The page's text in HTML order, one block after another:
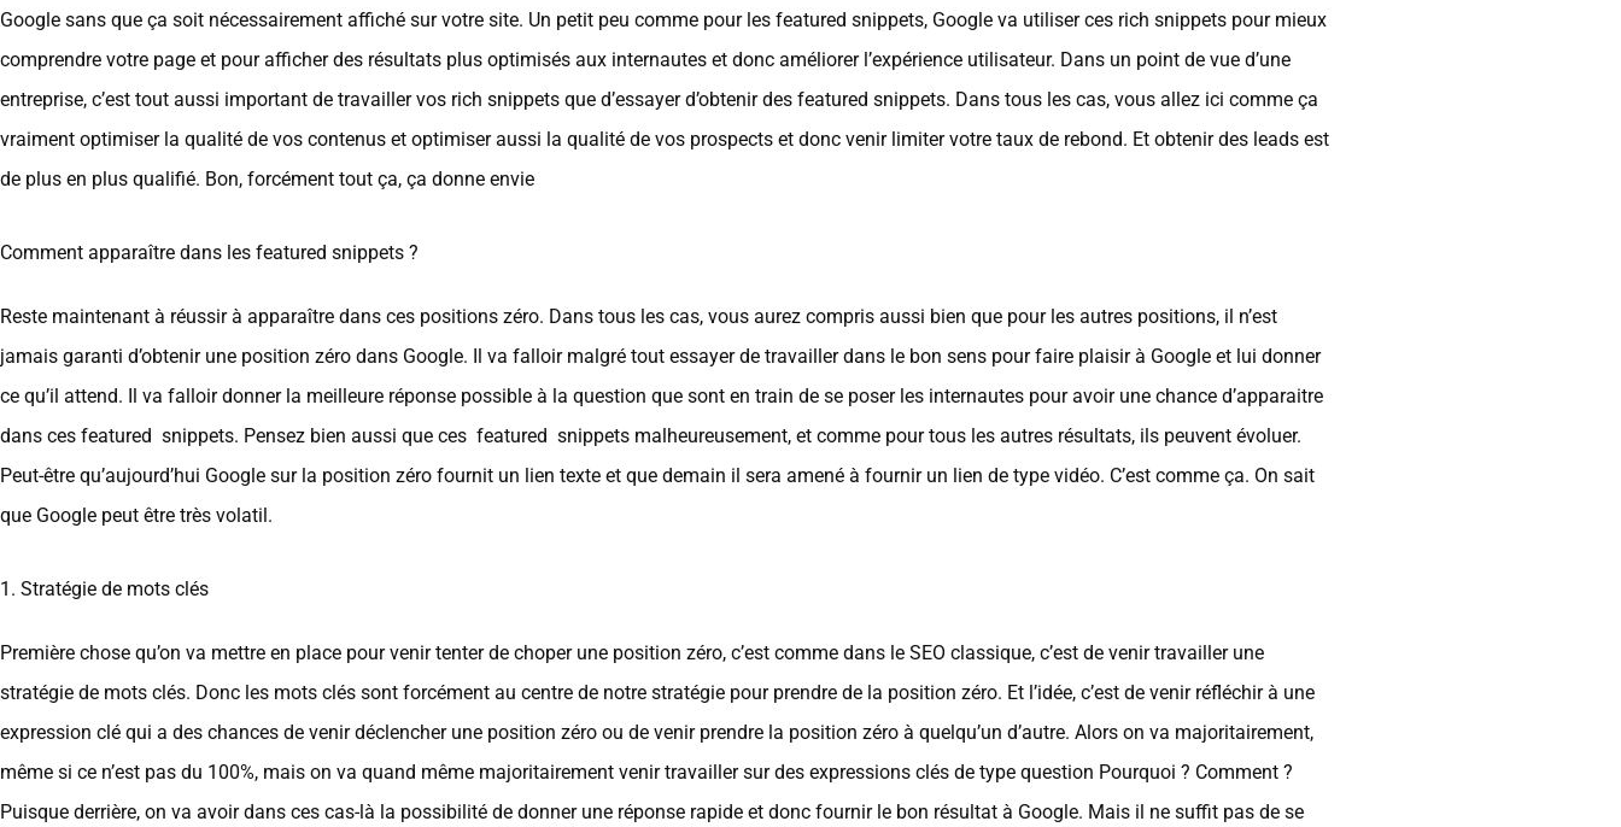
Google sans que ça soit nécessairement affiché sur votre site. Un petit peu comme pour les featured snippets, Google va utiliser ces rich snippets pour mieux
comprendre votre page et pour afficher des résultats plus optimisés aux internautes et donc améliorer l’expérience utilisateur. Dans un point de vue d’une
entreprise, c’est tout aussi important de travailler vos rich snippets que d’essayer d’obtenir des featured snippets. Dans tous les cas, vous allez ici comme ça
vraiment optimiser la qualité de vos contenus et optimiser aussi la qualité de vos prospects et donc venir limiter votre taux de rebond. Et obtenir des leads est
de plus en plus qualifié. Bon, forcément tout ça, ça donne envie
Comment apparaître dans les featured snippets ?
Reste maintenant à réussir à apparaître dans ces positions zéro. Dans tous les cas, vous aurez compris aussi bien que pour les autres positions, il n’est
jamais garanti d’obtenir une position zéro dans Google. Il va falloir malgré tout essayer de travailler dans le bon sens pour faire plaisir à Google et lui donner
ce qu’il attend. Il va falloir donner la meilleure réponse possible à la question que sont en train de se poser les internautes pour avoir une chance d’apparaitre
dans ces featured snippets. Pensez bien aussi que ces featured snippets malheureusement, et comme pour tous les autres résultats, ils peuvent évoluer.
Peut-être qu’aujourd’hui Google sur la position zéro fournit un lien texte et que demain il sera amené à fournir un lien de type vidéo. C’est comme ça. On sait
que Google peut être très volatil.
1. Stratégie de mots clés
Première chose qu’on va mettre en place pour venir tenter de choper une position zéro, c’est comme dans le SEO classique, c’est de venir travailler une
stratégie de mots clés. Donc les mots clés sont forcément au centre de notre stratégie pour prendre de la position zéro. Et l’idée, c’est de venir réfléchir à une
expression clé qui a des chances de venir déclencher une position zéro ou de venir prendre la position zéro à quelqu’un d’autre. Alors on va majoritairement,
même si ce n’est pas du 100%, mais on va quand même majoritairement venir travailler sur des expressions clés de type question Pourquoi ? Comment ?
Puisque derrière, on va avoir dans ces cas-là la possibilité de donner une réponse rapide et donc fournir le bon résultat à Google. Mais il ne suffit pas de se